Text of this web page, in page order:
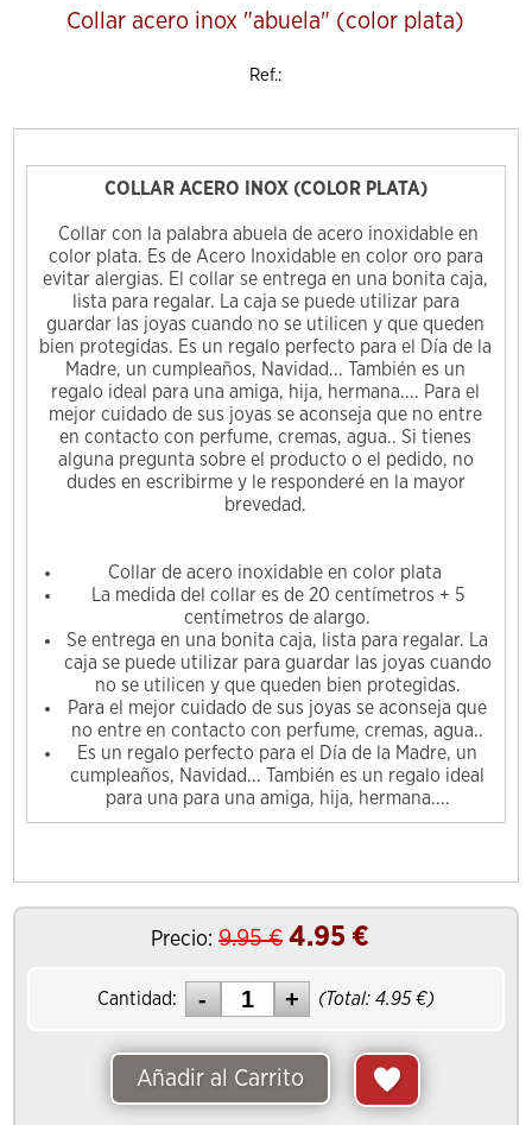
Collar acero inox "abuela" (color plata)
Ref.:
COLLAR ACERO INOX (COLOR PLATA)
Collar con la palabra abuela de acero inoxidable en
color plata. Es de Acero Inoxidable en color oro para
evitar alergias. El collar se entrega en una bonita caja,
lista para regalar. La caja se puede utilizar para
guardar las joyas cuando no se utilicen y que queden
bien protegidas. Es un regalo perfecto para el Día de la
Madre, un cumpleaños, Navidad... También es un
regalo ideal para una amiga, hija, hermana.... Para el
mejor cuidado de sus joyas se aconseja que no entre
en contacto con perfume, cremas, agua.. Si tienes
alguna pregunta sobre el producto o el pedido, no
dudes en escribirme y le responderé en la mayor
brevedad.
Collar de acero inoxidable en color plata
La medida del collar es de 20 centímetros + 5
centímetros de alargo.
Se entrega en una bonita caja, lista para regalar. La
caja se puede utilizar para guardar las joyas cuando
no se utilicen y que queden bien protegidas.
Para el mejor cuidado de sus joyas se aconseja que
no entre en contacto con perfume, cremas, agua..
Es un regalo perfecto para el Día de la Madre, un
cumpleaños, Navidad... También es un regalo ideal
para una para una amiga, hija, hermana....
Precio: 9.95€ 4.95 €
Cantidad: (Total: 4.95€)
Añadir al Carrito